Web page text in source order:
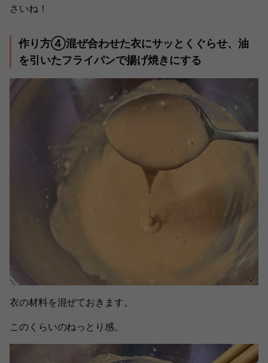
さいね！
作り方④混ぜ合わせた衣にサッとくぐらせ、油
を引いたフライパンで揚げ焼きにする
衣の材料を混ぜておきます。
このくらいのねっとり感。